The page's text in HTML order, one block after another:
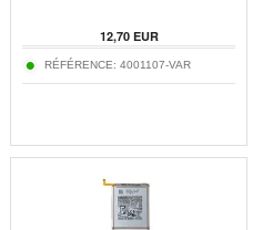
12,70EUR
RÉFÉRENCE: 4001107-VAR